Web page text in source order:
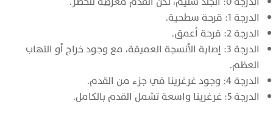
الدرجة 1: قرحة سطحية.
الدرجة 2: قرحة أعمق.
الدرجة 3: إصابة الأنسجة العميقة، مع وجود خراج أو التهاب
العظم.
الدرجة 4: وجود غرغرينا في جزء من القدم.
الدرجة 5: غرغرينا واسعة تشمل القدم بالكامل.